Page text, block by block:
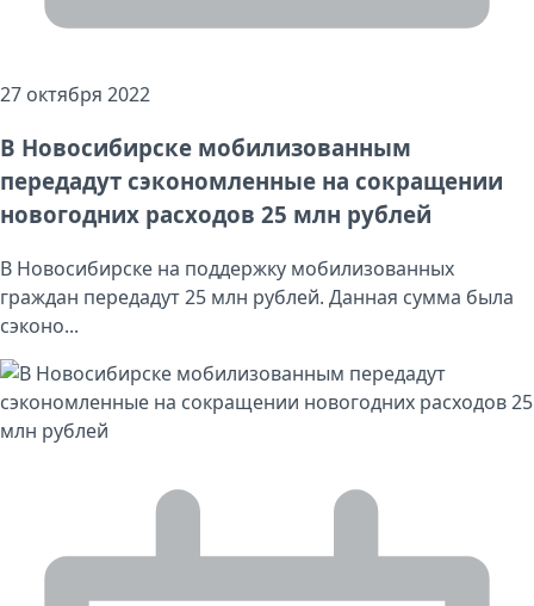
27 октября 2022
В Новосибирске мобилизованным
передадут сэкономленные на сокращении
новогодних расходов 25 млн рублей
В Новосибирске на поддержку мобилизованных
граждан передадут 25 млн рублей. Данная сумма была
сэконо...